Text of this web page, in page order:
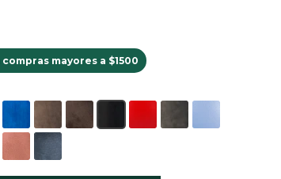
compras mayores a $1500